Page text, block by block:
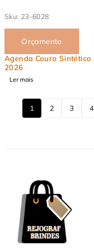
Sku: 23-6028
Orçamento
Agenda Couro Sintético
2026
Ler mais
1 2 3 4